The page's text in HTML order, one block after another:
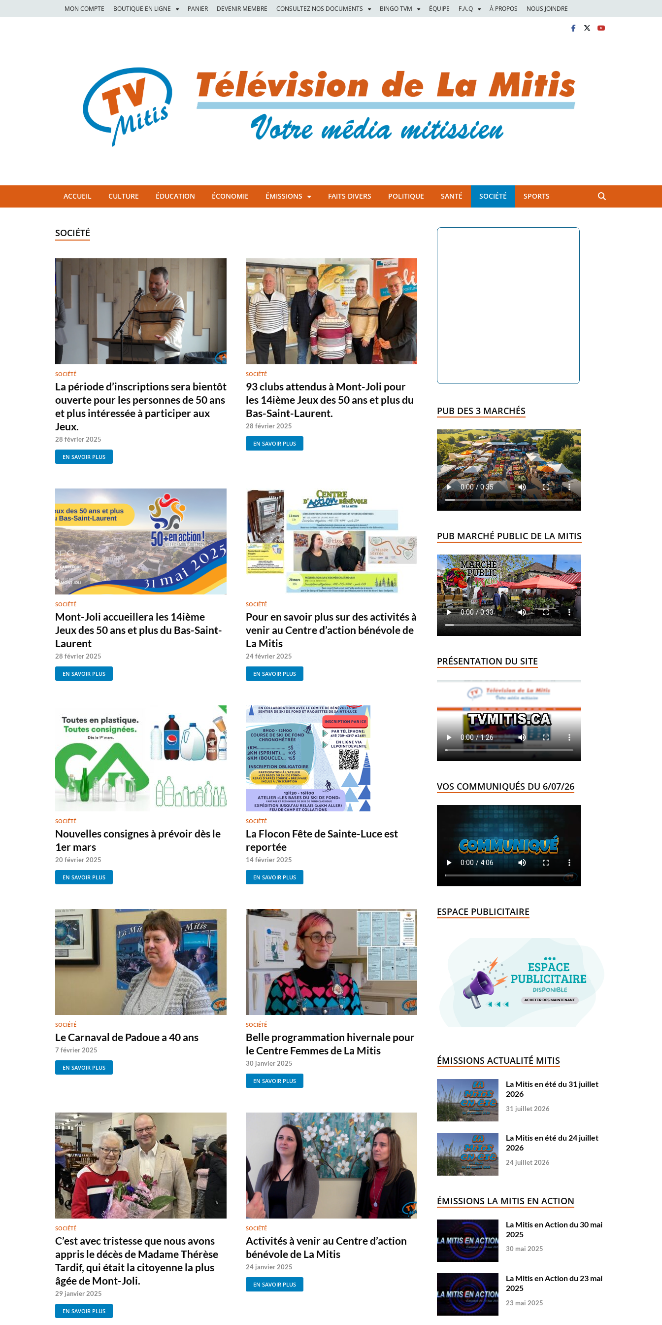
MON COMPTE BOUTIQUE EN LIGNE PANIER DEVENIR MEMBRE CONSULTEZ NOS DOCUMENTS BINGO TVM ÉQUIPE F.A.Q À PROPOS NOUS JOINDRE
TVM
ACCUEIL CULTURE ÉDUCATION ÉCONOMIE ÉMISSIONS FAITS DIVERS POLITIQUE SANTÉ SOCIÉTÉ SPORTS
SOCIÉTÉ
SOCIÉTÉ
La période d’inscriptions sera bientôt
ouverte pour les personnes de 50 ans
et plus intéressée à participer aux
Jeux.
28 février 2025
EN SAVOIR PLUS
SOCIÉTÉ
93 clubs attendus à Mont-Joli pour
les 14ième Jeux des 50 ans et plus du
Bas-Saint-Laurent.
28 février 2025
EN SAVOIR PLUS
SOCIÉTÉ
Mont-Joli accueillera les 14ième
Jeux des 50 ans et plus du Bas-Saint-
Laurent
28 février 2025
EN SAVOIR PLUS
SOCIÉTÉ
Pour en savoir plus sur des activités à
venir au Centre d’action bénévole de
La Mitis
24 février 2025
EN SAVOIR PLUS
SOCIÉTÉ
Nouvelles consignes à prévoir dès le
1er mars
20 février 2025
EN SAVOIR PLUS
SOCIÉTÉ
La Flocon Fête de Sainte-Luce est
reportée
14 février 2025
EN SAVOIR PLUS
SOCIÉTÉ
Le Carnaval de Padoue a 40 ans
7 février 2025
EN SAVOIR PLUS
SOCIÉTÉ
Belle programmation hivernale pour
le Centre Femmes de La Mitis
30 janvier 2025
EN SAVOIR PLUS
SOCIÉTÉ
C’est avec tristesse que nous avons
appris le décès de Madame Thérèse
Tardif, qui était la citoyenne la plus
âgée de Mont-Joli.
29 janvier 2025
EN SAVOIR PLUS
SOCIÉTÉ
Activités à venir au Centre d’action
bénévole de La Mitis
24 janvier 2025
EN SAVOIR PLUS
PUB DES 3 MARCHÉS
PUB MARCHÉ PUBLIC DE LA MITIS
PRÉSENTATION DU SITE
VOS COMMUNIQUÉS DU 6/07/26
ESPACE PUBLICITAIRE
ÉMISSIONS ACTUALITÉ MITIS
La Mitis en été du 31 juillet
2026
31 juillet 2026
La Mitis en été du 24 juillet
2026
24 juillet 2026
ÉMISSIONS LA MITIS EN ACTION
La Mitis en Action du 30 mai
2025
30 mai 2025
La Mitis en Action du 23 mai
2025
23 mai 2025